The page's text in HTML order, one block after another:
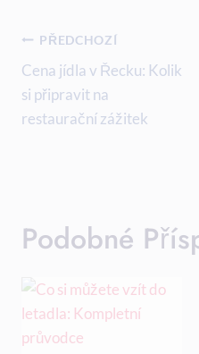
Navigace
Pro
Příspěvek
PŘEDCHOZÍ
Cena jídla v Řecku: Kolik
si připravit na
restaurační zážitek
Podobné